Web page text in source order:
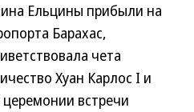
Ельцины прибыли на
Барахас,
чета
Хуан Карлос I и
встречи